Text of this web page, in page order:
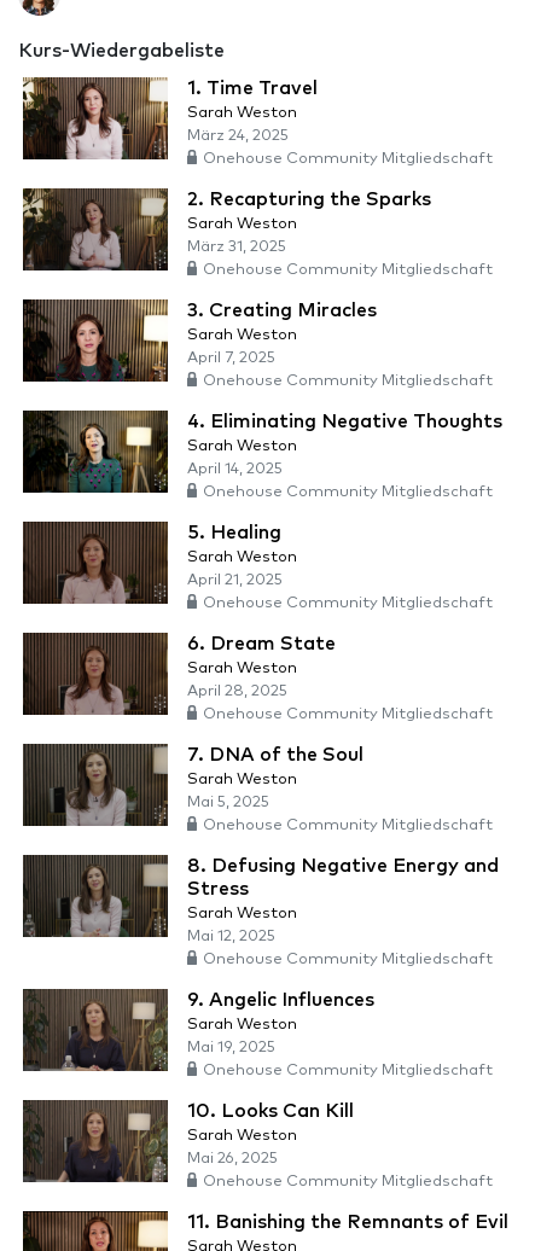
Kurs-Wiedergabeliste
1. Time Travel
Sarah Weston
März 24, 2025
Onehouse Community Mitgliedschaft
2. Recapturing the Sparks
Sarah Weston
März 31, 2025
Onehouse Community Mitgliedschaft
3. Creating Miracles
Sarah Weston
April 7, 2025
Onehouse Community Mitgliedschaft
4. Eliminating Negative Thoughts
Sarah Weston
April 14, 2025
Onehouse Community Mitgliedschaft
5. Healing
Sarah Weston
April 21, 2025
Onehouse Community Mitgliedschaft
6. Dream State
Sarah Weston
April 28, 2025
Onehouse Community Mitgliedschaft
7. DNA of the Soul
Sarah Weston
Mai 5, 2025
Onehouse Community Mitgliedschaft
8. Defusing Negative Energy and
Stress
Sarah Weston
Mai 12, 2025
Onehouse Community Mitgliedschaft
9. Angelic Influences
Sarah Weston
Mai 19, 2025
Onehouse Community Mitgliedschaft
10. Looks Can Kill
Sarah Weston
Mai 26, 2025
Onehouse Community Mitgliedschaft
11. Banishing the Remnants of Evil
Sarah Weston